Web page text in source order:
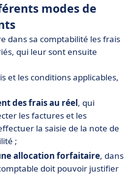
modes de
dans sa comptabilité les frais
qui leur sont ensuite
et les conditions applicables,
des frais au réel, qui
les factures et les
la saisie de la note de
;
allocation forfaitaire, dans
doit pouvoir justifier